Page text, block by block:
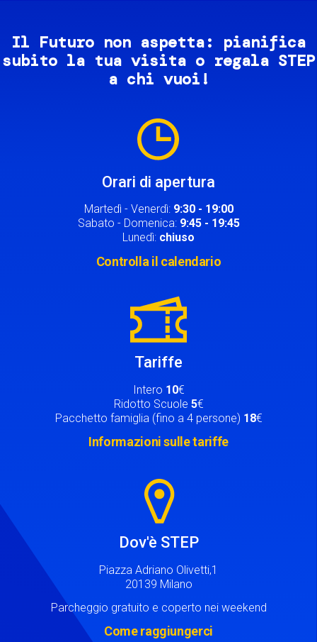
Il Futuro non aspetta: pianifica
subito la tua visita o regala STEP
a chi vuoi!
Orari di apertura
Martedì - Venerdì: 9:30 - 19:00
Sabato - Domenica: 9:45 - 19:45
Lunedì: chiuso
Controlla il calendario
Tariffe
Intero 10€
Ridotto Scuole 5€
Pacchetto famiglia (fino a 4 persone) 18€
Informazioni sulle tariffe
Dov'è STEP
Piazza Adriano Olivetti,1
20139 Milano
Parcheggio gratuito e coperto nei weekend
Come raggiungerci